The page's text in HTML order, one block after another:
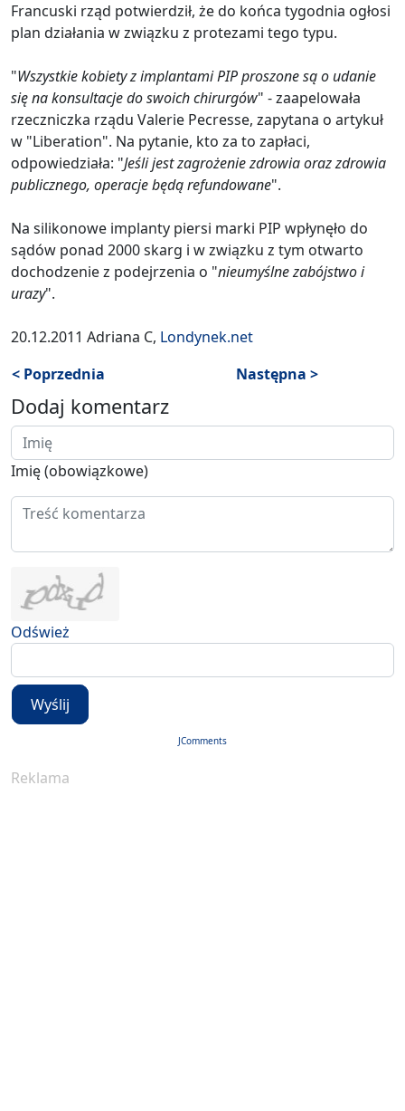
Francuski rząd potwierdził, że do końca tygodnia ogłosi
plan działania w związku z protezami tego typu.
"Wszystkie kobiety z implantami PIP proszone są o udanie
się na konsultacje do swoich chirurgów" - zaapelowała
rzeczniczka rządu Valerie Pecresse, zapytana o artykuł
w "Liberation". Na pytanie, kto za to zapłaci,
odpowiedziała: "Jeśli jest zagrożenie zdrowia oraz zdrowia
publicznego, operacje będą refundowane".
Na silikonowe implanty piersi marki PIP wpłynęło do
sądów ponad 2000 skarg i w związku z tym otwarto
dochodzenie z podejrzenia o "nieumyślne zabójstwo i
urazy".
20.12.2011 Adriana C, Londynek.net
< Poprzednia
Następna >
Dodaj komentarz
Imię (obowiązkowe)
Odśwież
Wyślij
JComments
Reklama